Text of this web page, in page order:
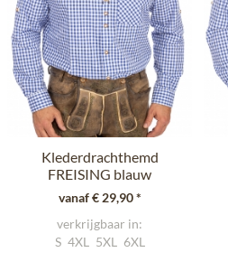
Klederdrachthemd
FREISING blauw
(Regular Fit)
vanaf € 29,90 *
verkrijgbaar in:
S 4XL 5XL 6XL